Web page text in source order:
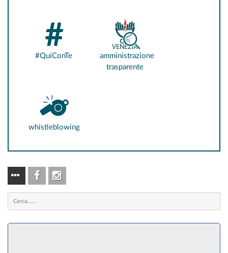
#QuiConTe
amministrazione
trasparente
whistleblowing